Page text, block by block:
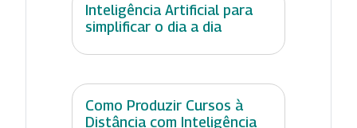
Inteligência Artificial para
simplificar o dia a dia
Como Produzir Cursos à
Distância com Inteligência